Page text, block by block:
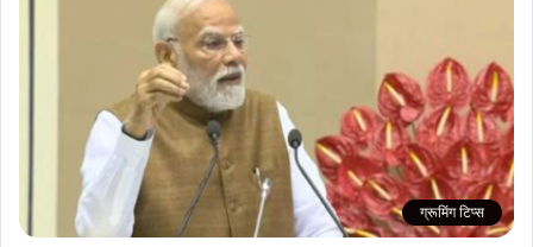
ग्रूमिंग टिप्स